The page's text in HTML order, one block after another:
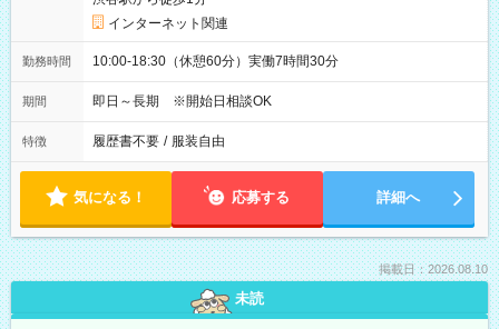
インターネット関連
勤務時間 10:00-18:30（休憩60分）実働7時間30分
期間 即日～長期 ※開始日相談OK
特徴 履歴書不要 / 服装自由
気になる！ 応募する 詳細へ
掲載日：2026.08.10
未読